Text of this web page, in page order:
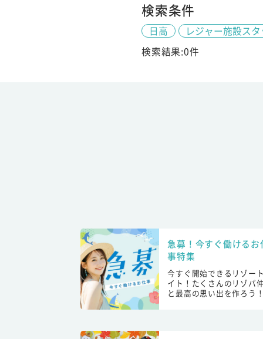
検索条件
日高
レジャー施設ス
検索結果:0件
急募！今すぐ働けるお
事特集
今すぐ開始できるリゾー
イト！たくさんのリゾバ
と最高の思い出を作ろう